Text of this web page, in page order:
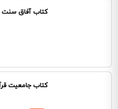
کتاب آفاق سنت
کتاب جامعیت قرآن 1